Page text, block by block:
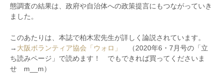
態調査の結果は、政府や自治体への政策提言にもつながっていき
ました。
このあたりは、本誌で柏木宏先生が詳しく論説されています。
→ 大阪ボランティア協会「ウォロ」
（2020年6・7月号の「立
ち読みページ」で読めます！ でもできれば買ってくださいま
せ m__m）